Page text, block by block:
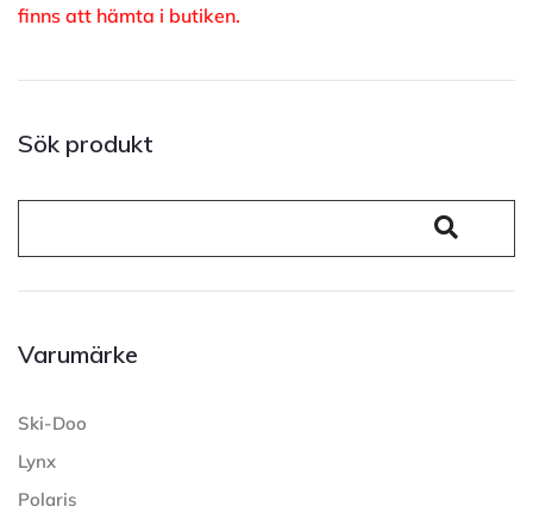
finns att hämta i butiken.
Sök produkt
Varumärke
Ski-Doo
Lynx
Polaris